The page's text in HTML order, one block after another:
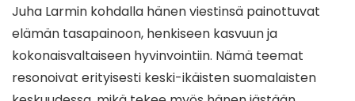
Juha Larmin kohdalla hänen viestinsä painottuvat
elämän tasapainoon, henkiseen kasvuun ja
kokonaisvaltaiseen hyvinvointiin. Nämä teemat
resonoivat erityisesti keski-ikäisten suomalaisten